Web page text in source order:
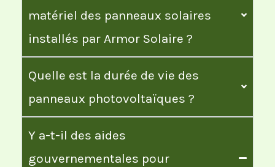
matériel des panneaux solaires
installés par Armor Solaire ?
Quelle est la durée de vie des
panneaux photovoltaïques ?
Y a-t-il des aides
gouvernementales pour